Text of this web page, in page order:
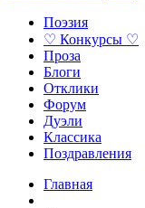
Поэзия
♡ Конкурсы ♡
Проза
Блоги
Отклики
Форум
Дуэли
Классика
Поздравления
Главная